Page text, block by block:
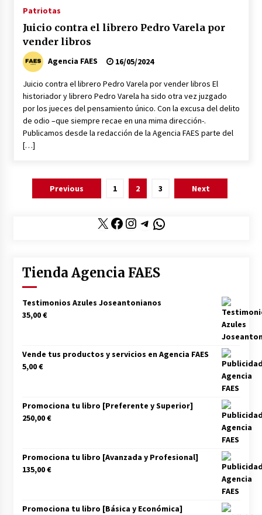
Patriotas
Juicio contra el librero Pedro Varela por
vender libros
Agencia FAES 16/05/2024
Juicio contra el librero Pedro Varela por vender libros El
historiador y librero Pedro Varela ha sido otra vez juzgado
por los jueces del pensamiento único. Con la excusa del delito
de odio –que siempre recae en una mima dirección-.
Publicamos desde la redacción de la Agencia FAES parte del
[…]
Paginación
Previous 1 2 3 Next
X Facebook
Instagram
Telegram
WhatsApp
Tienda Agencia FAES
Testimonios Azules Joseantonianos
35,00€
Vende tus productos y servicios en Agencia FAES
5,00€
Promociona tu libro [Preferente y Superior]
250,00€
Promociona tu libro [Avanzada y Profesional]
135,00€
Promociona tu libro [Básica y Económica]